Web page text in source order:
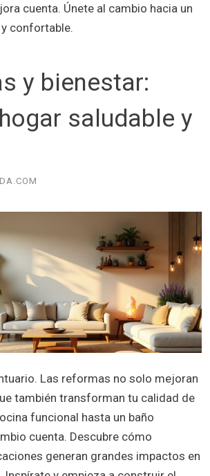
cuenta. Únete al cambio hacia un
confortable.
y bienestar:
saludable y
Las reformas no solo mejoran
también transforman tu calidad de
funcional hasta un baño
cuenta. Descubre cómo
generan grandes impactos en